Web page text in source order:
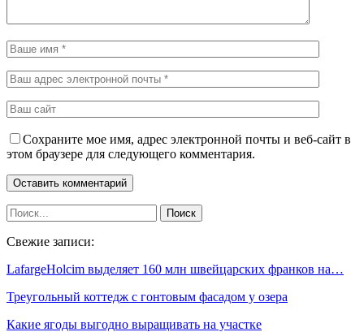
Сохраните мое имя, адрес электронной почты и веб-сайт в
этом браузере для следующего комментария.
Свежие записи:
LafargeHolcim выделяет 160 млн швейцарских франков на…
Треугольный коттедж с гонтовым фасадом у озера
Какие ягоды выгодно выращивать на участке